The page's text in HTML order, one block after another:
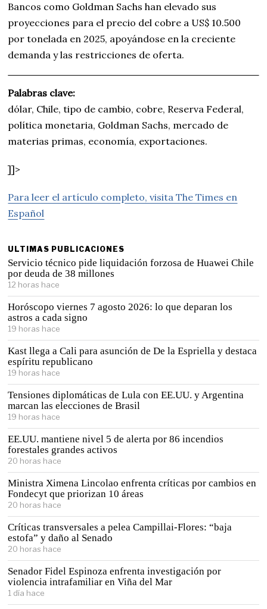
Bancos como Goldman Sachs han elevado sus
proyecciones para el precio del cobre a US$ 10.500
por tonelada en 2025, apoyándose en la creciente
demanda y las restricciones de oferta.
Palabras clave:
dólar, Chile, tipo de cambio, cobre, Reserva Federal,
política monetaria, Goldman Sachs, mercado de
materias primas, economía, exportaciones.
]]>
Para leer el artículo completo, visita The Times en
Español
ULTIMAS PUBLICACIONES
Servicio técnico pide liquidación forzosa de Huawei Chile
por deuda de 38 millones
12 horas hace
Horóscopo viernes 7 agosto 2026: lo que deparan los
astros a cada signo
19 horas hace
Kast llega a Cali para asunción de De la Espriella y destaca
espíritu republicano
19 horas hace
Tensiones diplomáticas de Lula con EE.UU. y Argentina
marcan las elecciones de Brasil
19 horas hace
EE.UU. mantiene nivel 5 de alerta por 86 incendios
forestales grandes activos
20 horas hace
Ministra Ximena Lincolao enfrenta críticas por cambios en
Fondecyt que priorizan 10 áreas
20 horas hace
Críticas transversales a pelea Campillai-Flores: “baja
estofa” y daño al Senado
20 horas hace
Senador Fidel Espinoza enfrenta investigación por
violencia intrafamiliar en Viña del Mar
1 día hace